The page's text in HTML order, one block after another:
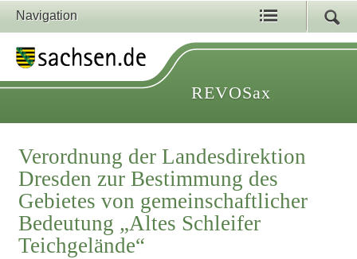
Navigation
REVOSax
Verordnung der Landesdirektion
Dresden zur Bestimmung des
Gebietes von gemeinschaftlicher
Bedeutung „Altes Schleifer
Teichgelände“